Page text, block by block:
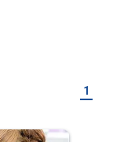
1